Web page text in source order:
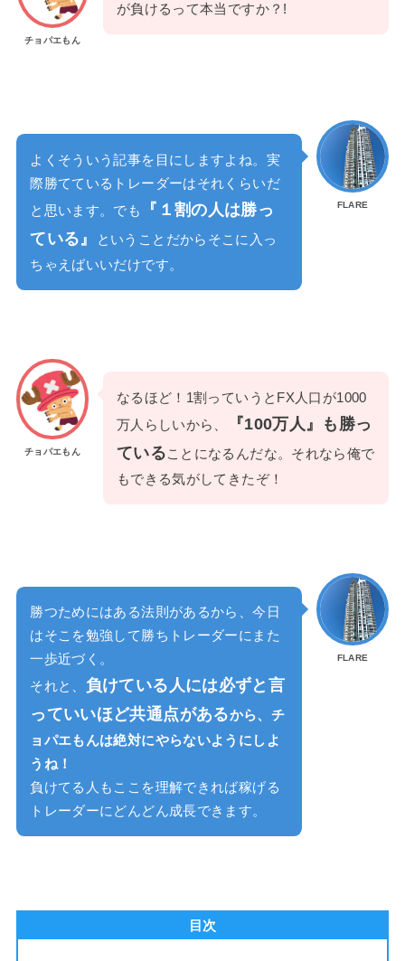
チョパエもん
が負けるって本当ですか？!
FLARE
よくそういう記事を目にしますよね。実
際勝てているトレーダーはそれくらいだ
と思います。でも
『１割の人は勝っ
ている』
ということだからそこに入っ
ちゃえばいいだけです。
チョパエもん
なるほど！1割っていうとFX人口が1000
万人らしいから、
『100万人』も勝っ
ていることになるんだな。それなら俺で
もできる気がしてきたぞ！
FLARE
勝つためにはある法則があるから、今日
はそこを勉強して勝ちトレーダーにまた
一歩近づく。
それと、 負けている人には必ずと言
っていいほど共通点があるから、チ
ョパエもんは絶対にやらないようにしよ
うね！
負けてる人もここを理解できれば稼げる
トレーダーにどんどん成長できます。
目次